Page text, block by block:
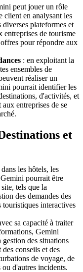
peut jouer un rôle
client en analysant les
diverses plateformes et
entreprises de tourisme
pour répondre aux
: en exploitant la
ensembles de
réaliser un
pourrait identifier les
d'activités, et
entreprises de se
et
dans les hôtels, les
pourrait être
tels que la
des demandes des
interactives
sa capacité à traiter
Gemini
des situations
conseils et des
de voyage, de
d'autres incidents.